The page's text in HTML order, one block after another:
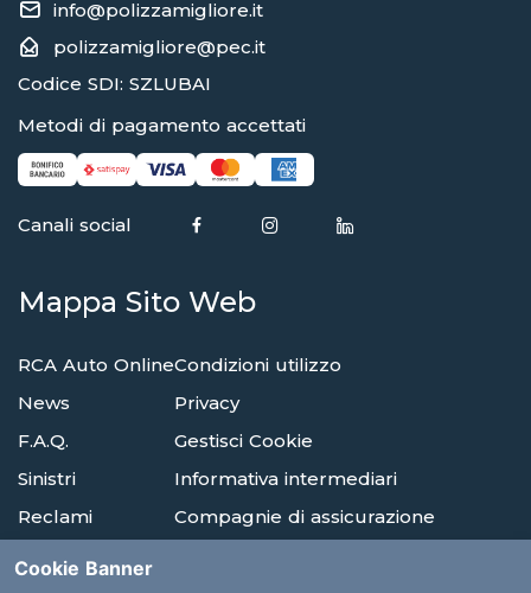
info@polizzamigliore.it
polizzamigliore@pec.it
Codice SDI: SZLUBAI
Metodi di pagamento accettati
Canali social
Mappa Sito Web
RCA Auto Online
News
F.A.Q.
Sinistri
Reclami
Condizioni utilizzo
Privacy
Gestisci Cookie
Informativa intermediari
Compagnie di assicurazione
Cookie Banner